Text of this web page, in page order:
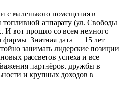
с маленького помещения в
аппарату (ул. Свободы
И вот прошло со всем немного
фирмы. Знатная дата — 15 лет.
занимать лидерские позиции
рассветов успеха и всё
партнёров, дружбы в
и крупных доходов в